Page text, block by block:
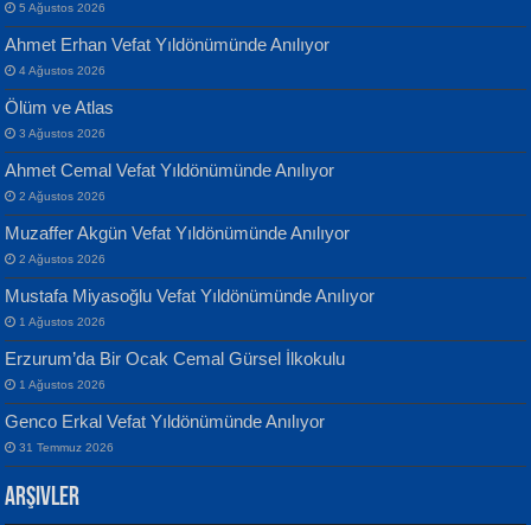
ATİLLA ÖZEN
Sultan Olmadan Önce Eyüp...
EKREM KARABABA
Banu Sancak
Defterimden İçeri...
İsmail Aydos
İnkisar...
5 Ağustos 2026
Ahmet Erhan Vefat Yıldönümünde Anılıyor
4 Ağustos 2026
Ölüm ve Atlas
3 Ağustos 2026
Ahmet Cemal Vefat Yıldönümünde Anılıyor
2 Ağustos 2026
Muzaffer Akgün Vefat Yıldönümünde Anılıyor
2 Ağustos 2026
Mustafa Miyasoğlu Vefat Yıldönümünde Anılıyor
1 Ağustos 2026
Erzurum’da Bir Ocak Cemal Gürsel İlkokulu
1 Ağustos 2026
Genco Erkal Vefat Yıldönümünde Anılıyor
31 Temmuz 2026
Arşivler